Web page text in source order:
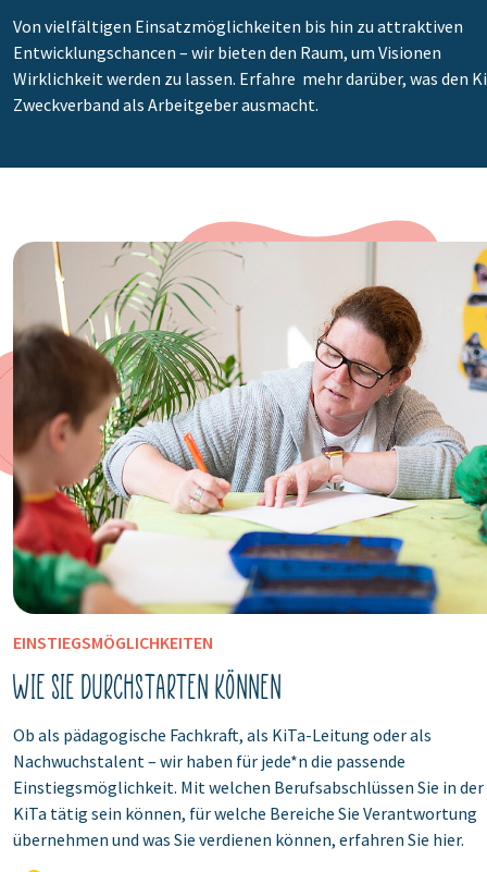
Von vielfältigen Einsatzmöglichkeiten bis hin zu attraktiven
Entwicklungschancen – wir bieten den Raum, um Visionen
Wirklichkeit werden zu lassen. Erfahre mehr darüber, was den
Zweckverband als Arbeitgeber ausmacht.
EINSTIEGSMÖGLICHKEITEN
Wie Sie durchstarten können
Ob als pädagogische Fachkraft, als KiTa-Leitung oder als
Nachwuchstalent – wir haben für jede*n die passende
Einstiegsmöglichkeit. Mit welchen Berufsabschlüssen Sie in der
KiTa tätig sein können, für welche Bereiche Sie Verantwortung
übernehmen und was Sie verdienen können, erfahren Sie hier.